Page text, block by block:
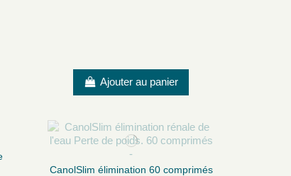
Ajouter au panier
CanolSlim élimination 60 comprimés